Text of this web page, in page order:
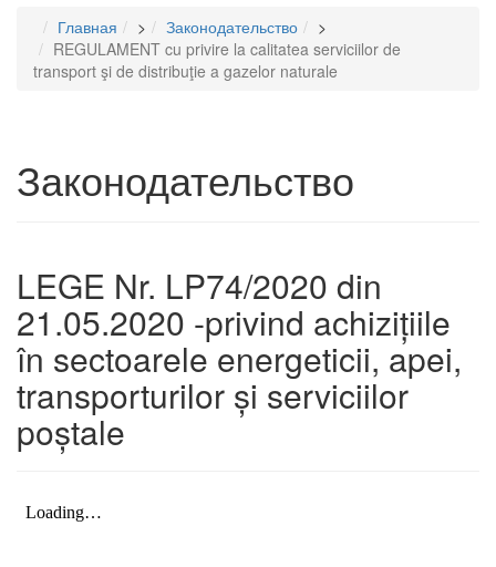
Главная
> Законодательство
>
REGULAMENT cu privire la calitatea serviciilor de
transport şi de distribuţie a gazelor naturale
Законодательство
LEGE Nr. LP74/2020 din
21.05.2020 -privind achizițiile
în sectoarele energeticii, apei,
transporturilor și serviciilor
poștale